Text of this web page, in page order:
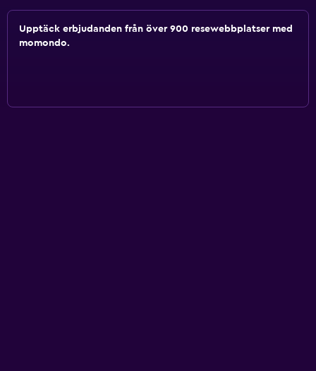
Upptäck erbjudanden från över 900 resewebbplatser med
momondo.